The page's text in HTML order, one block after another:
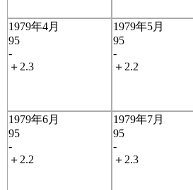
1979年4月
95
-
＋2.3
1979年5月
95
-
＋2.2
1979年6月
95
-
＋2.2
1979年7月
95
-
＋2.3